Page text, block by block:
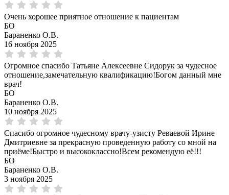
Очень хорошее приятное отношение к пациентам
БО
Бараненко О.В.
16 ноября 2025
Огромное спасибо Татьяне Алексеевне Сидорук за чудесное
отношение,замечательную квалификацию!Богом данный мне
врач!
БО
Бараненко О.В.
10 ноября 2025
Спасибо огромное чудесному врачу-узисту Реваевой Ирине
Дмитриевне за прекрасную проведенную работу со мной на
приёме!Быстро и высококлассно!Всем рекомендую её!!!
БО
Бараненко О.В.
3 ноября 2025